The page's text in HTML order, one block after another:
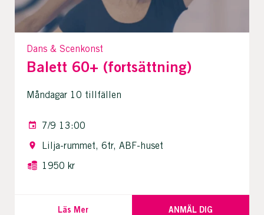
Dans & Scenkonst
Balett 60+ (fortsättning)
Måndagar 10 tillfällen
7/9 13:00
Lilja-rummet, 6tr, ABF-huset
1950 kr
Läs Mer ANMÄL DIG